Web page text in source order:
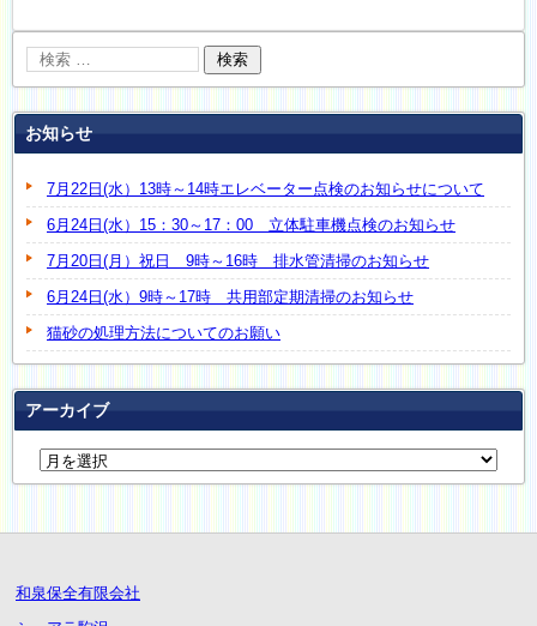
お知らせ
7月22日(水）13時～14時エレベーター点検のお知らせについて
6月24日(水）15：30～17：00 立体駐車機点検のお知らせ
7月20日(月）祝日 9時～16時 排水管清掃のお知らせ
6月24日(水）9時～17時 共用部定期清掃のお知らせ
猫砂の処理方法についてのお願い
アーカイブ
和泉保全有限会社